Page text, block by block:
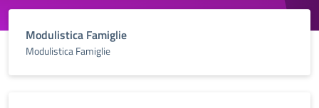
Modulistica Famiglie
Modulistica Famiglie